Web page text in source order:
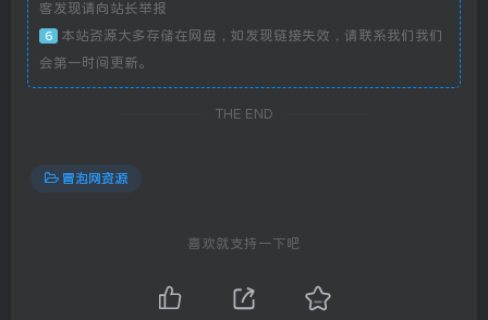
客发现请向站长举报
6
本站资源大多存储在网盘，如发现链接失效，请联系我们我们
会第一时间更新。
THE END
冒泡网资源
喜欢就支持一下吧